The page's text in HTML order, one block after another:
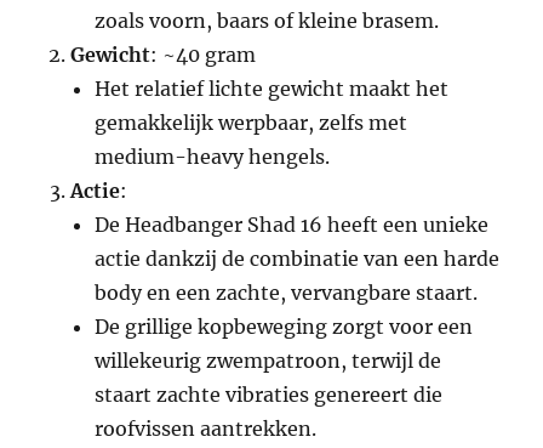
zoals voorn, baars of kleine brasem.
Gewicht: ~40 gram
Het relatief lichte gewicht maakt het
gemakkelijk werpbaar, zelfs met
medium-heavy hengels.
Actie:
De Headbanger Shad 16 heeft een unieke
actie dankzij de combinatie van een harde
body en een zachte, vervangbare staart.
De grillige kopbeweging zorgt voor een
willekeurig zwempatroon, terwijl de
staart zachte vibraties genereert die
roofvissen aantrekken.